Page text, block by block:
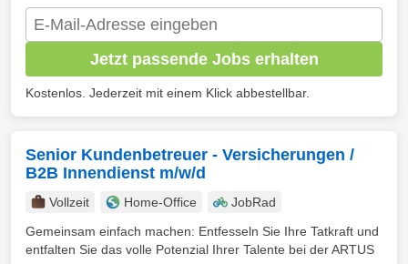
Jetzt passende Jobs erhalten
Kostenlos. Jederzeit mit einem Klick abbestellbar.
Senior Kundenbetreuer - Versicherungen /
B2B Innendienst m/w/d
Vollzeit Home-Office
JobRad
Gemeinsam einfach machen: Entfesseln Sie Ihre Tatkraft und
entfalten Sie das volle Potenzial Ihrer Talente bei der ARTUS